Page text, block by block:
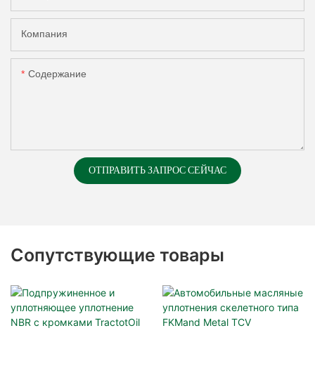
Компания
Содержание
ОТПРАВИТЬ ЗАПРОС СЕЙЧАС
Сопутствующие товары